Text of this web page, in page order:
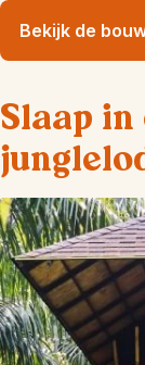
Bekijk de
Slaap